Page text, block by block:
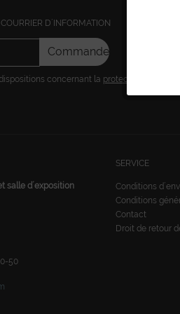
D´INFORMATION
Commandez
concernant la protection des
salle d´exposition
50
SERVICE
Conditions
Conditions
Contact
Droit de retour